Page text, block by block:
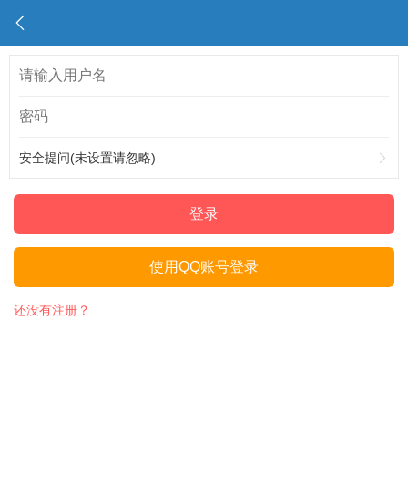
安全提问(未设置请忽略)
登录
使用QQ账号登录
还没有注册？